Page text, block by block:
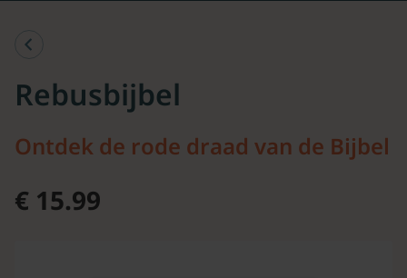
Rebusbijbel
Ontdek de rode draad van de Bijbel
€ 15.99